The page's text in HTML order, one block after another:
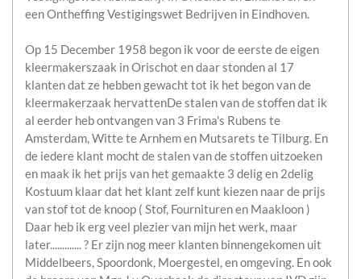
een Ontheffing Vestigingswet Bedrijven in Eindhoven.
Op 15 December 1958 begon ik voor de eerste de eigen
kleermakerszaak in Orischot en daar stonden al 17
klanten dat ze hebben gewacht tot ik het begon van de
kleermakerzaak hervattenDe stalen van de stoffen dat ik
al eerder heb ontvangen van 3 Frima's Rubens te
Amsterdam, Witte te Arnhem en Mutsarets te Tilburg. En
de iedere klant mocht de stalen van de stoffen uitzoeken
en maak ik het prijs van het gemaakte 3 delig en 2delig
Kostuum klaar dat het klant zelf kunt kiezen naar de prijs
van stof tot de knoop ( Stof, Fournituren en Maakloon )
Daar heb ik erg veel plezier van mijn het werk, maar
later............. ? Er zijn nog meer klanten binnengekomen uit
Middelbeers, Spoordonk, Moergestel, en omgeving. En ook